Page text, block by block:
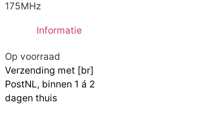
175MHz
Informatie
Op voorraad
Verzending met [br]
PostNL, binnen 1 á 2
dagen thuis